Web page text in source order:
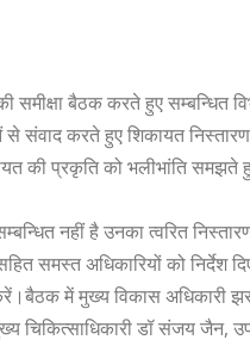
बैठक करते हुए सम्बन्धित
संवाद करते हुए शिकायत
की प्रकृति को भलीभांति
नहीं है उनका त्वरित
समस्त अधिकारियों को निर्देश
में मुख्य विकास अधिकारी
चिकित्साधिकारी डॉ संजय जैन,